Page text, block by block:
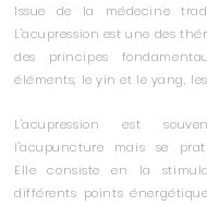
Issue de la médecine
L'acupression est une des
des principes
éléments, le yin et le yang,
L'acupression est
l'acupuncture mais se
Elleconsiste en la
différents points